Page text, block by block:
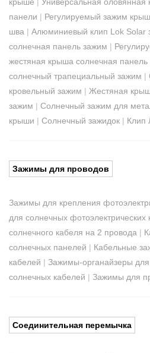
панели | Регулируемый зажим
шва | Алюминиевый клип Lok Solar
солнечная панель зажим |
жестяная крыша солнечная панель
солнечный трапециальный зажим |
кровельный зажим | Жестяная
зажим | Солнечный зажим для
крыши | Солнечный зажидок | Клип
Зажимы для проводов
Зажимы для крепления
для солнечных фотоэлектрических
солнечного кабеля на 2 провода |
солнечных панелей | Кабельные
кабелей | Зажимы-органайзеры
солнечных кабелей | Зажимы для
Соединительная перемычка